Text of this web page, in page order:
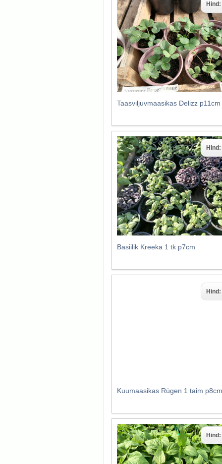
Taasviljuvmaasikas Delizz p11cm
Hind:
Basiilik Kreeka 1 tk p7cm
Hind:
Kuumaasikas Rügen 1 taim p8cm
Hind:
Hind: